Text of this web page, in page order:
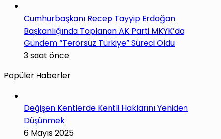
Cumhurbaşkanı Recep Tayyip Erdoğan
Başkanlığında Toplanan AK Parti MKYK’da
Gündem “Terörsüz Türkiye” Süreci Oldu
3 saat önce
Popüler Haberler
Değişen Kentlerde Kentli Haklarını Yeniden
Düşünmek
6 Mayıs 2025